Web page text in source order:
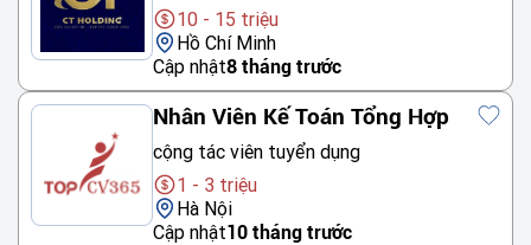
10 - 15 triệu
Hồ Chí Minh
Cập nhật8 tháng trước
Nhân Viên Kế Toán Tổng Hợp
cộng tác viên tuyển dụng
1 - 3 triệu
Hà Nội
Cập nhật10 tháng trước